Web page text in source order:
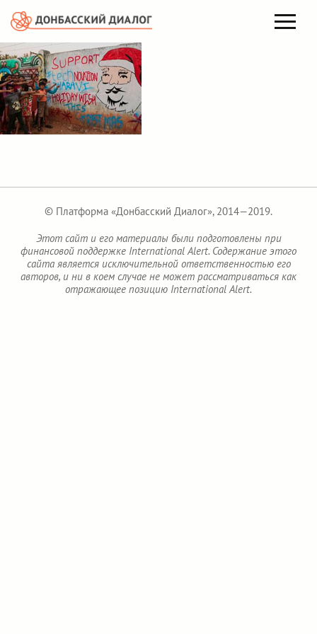
© Платформа «Донбасский Диалог», 2014—2019.
Этот сайт и его материалы были подготовлены при
финансовой поддержке International Alert. Содержание этого
сайта является исключительной ответственностью его
авторов, и ни в коем случае не может рассматриваться как
отражающее позицию International Alert.